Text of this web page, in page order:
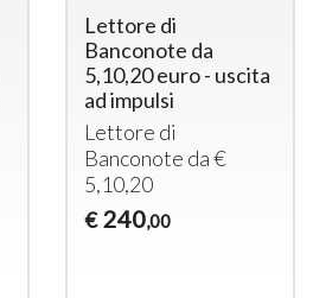
Lettore di
Banconote da
5,10,20 euro - uscita
ad impulsi
Lettore di
Banconote da €
5,10,20
€ 240,00